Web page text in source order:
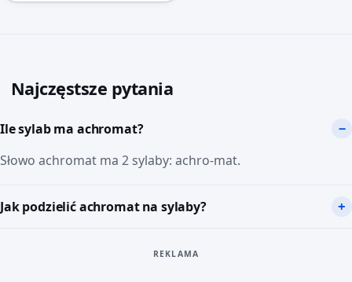
Najczęstsze pytania
Ile sylab ma achromat?
Słowo achromat ma 2 sylaby: achro-mat.
Jak podzielić achromat na sylaby?
REKLAMA